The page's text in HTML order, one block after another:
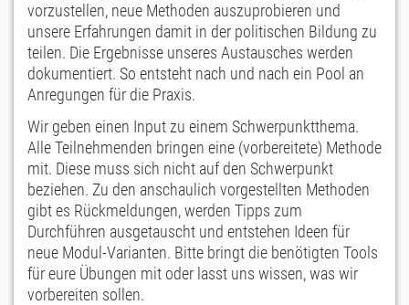
vorzustellen, neue Methoden auszuprobieren und
unsere Erfahrungen damit in der politischen Bildung zu
teilen. Die Ergebnisse unseres Austausches werden
dokumentiert. So entsteht nach und nach ein Pool an
Anregungen für die Praxis.
Wir geben einen Input zu einem Schwerpunktthema.
Alle Teilnehmenden bringen eine (vorbereitete) Methode
mit. Diese muss sich nicht auf den Schwerpunkt
beziehen. Zu den anschaulich vorgestellten Methoden
gibt es Rückmeldungen, werden Tipps zum
Durchführen ausgetauscht und entstehen Ideen für
neue Modul-Varianten. Bitte bringt die benötigten Tools
für eure Übungen mit oder lasst uns wissen, was wir
vorbereiten sollen.